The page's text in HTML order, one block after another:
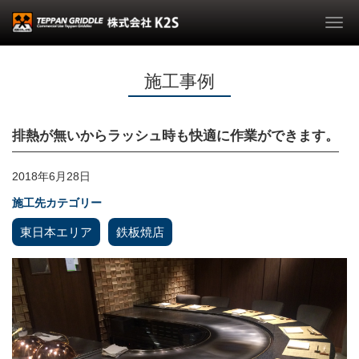
施工事例
排熱が無いからラッシュ時も快適に作業ができます。
2018年6月28日
施工先カテゴリー
東日本エリア 鉄板焼店